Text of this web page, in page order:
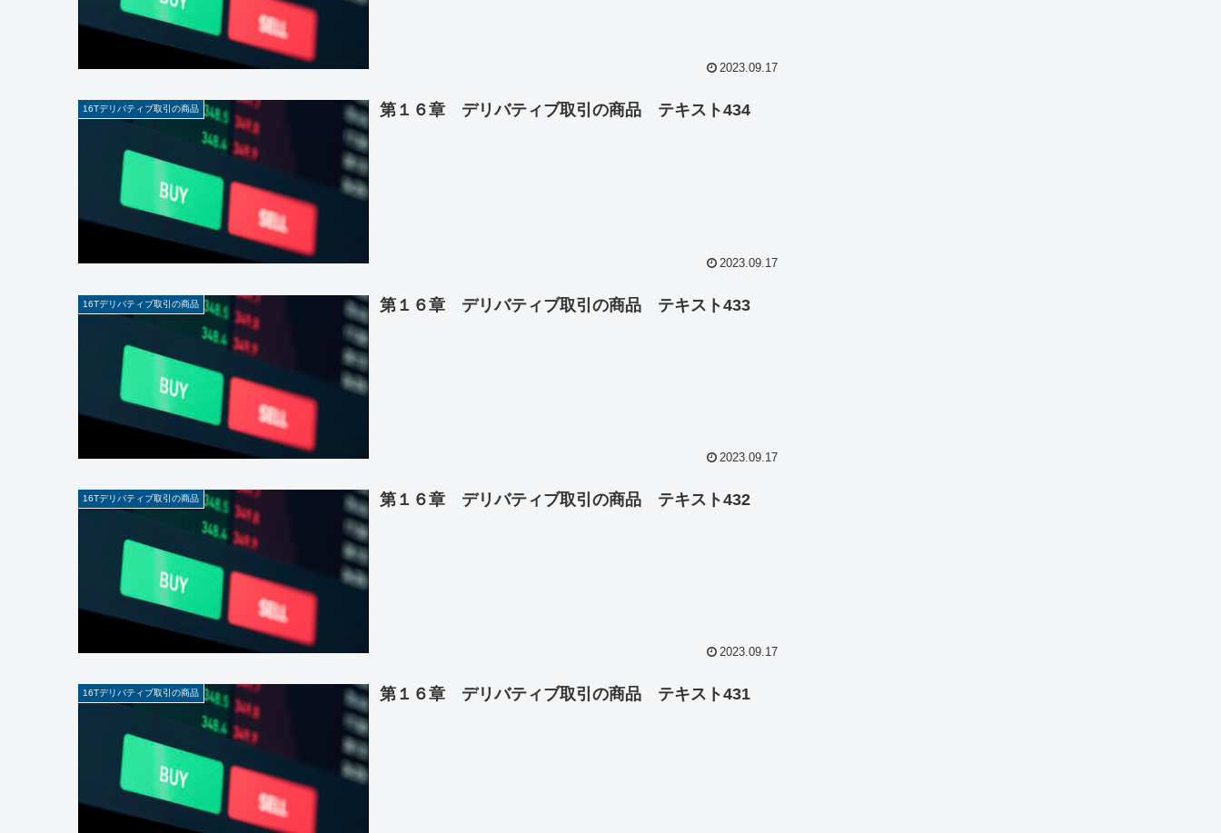
2023.09.17
16Tデリバティブ取引の商品 第１６章 デリバティブ取引の商品 テキスト434
2023.09.17
16Tデリバティブ取引の商品 第１６章 デリバティブ取引の商品 テキスト433
2023.09.17
16Tデリバティブ取引の商品 第１６章 デリバティブ取引の商品 テキスト432
2023.09.17
16Tデリバティブ取引の商品 第１６章 デリバティブ取引の商品 テキスト431